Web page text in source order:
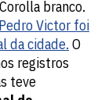
branco.
Pedro Victor foi
da cidade. O
registros
teve